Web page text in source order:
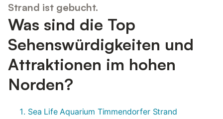
Strand ist gebucht.
Was sind die Top
Sehenswürdigkeiten und
Attraktionen im hohen
Norden?
Sea Life Aquarium Timmendorfer Strand